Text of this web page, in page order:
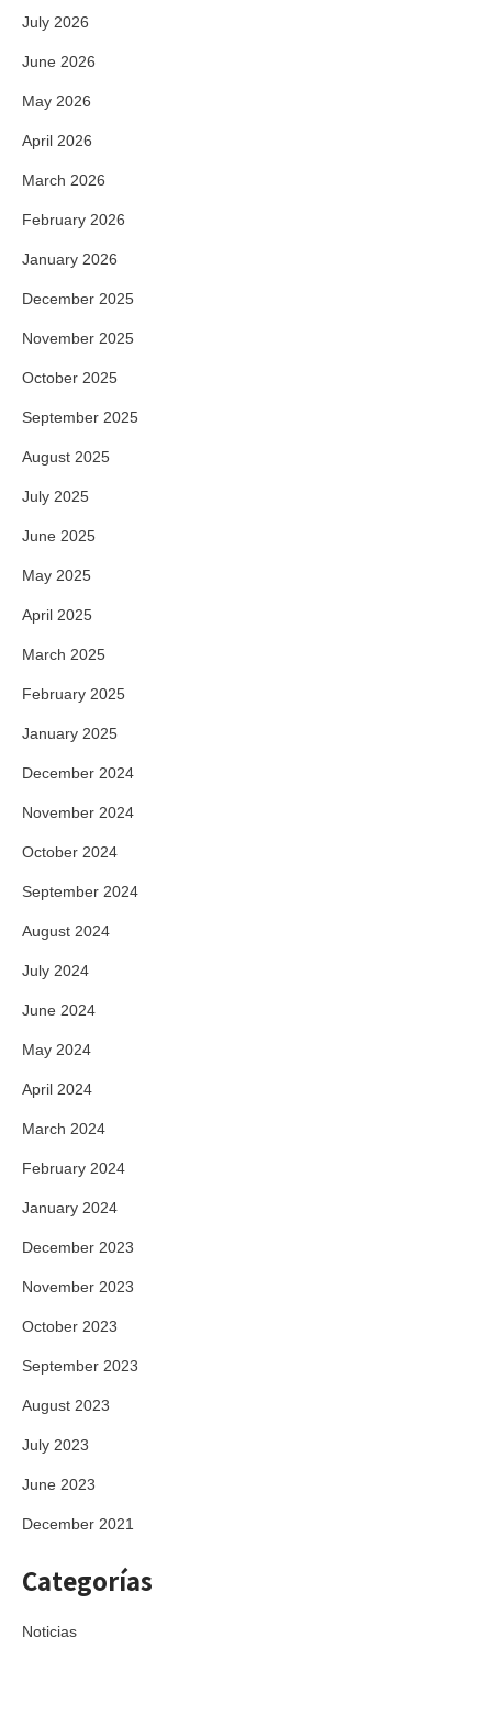
July 2026
June 2026
May 2026
April 2026
March 2026
February 2026
January 2026
December 2025
November 2025
October 2025
September 2025
August 2025
July 2025
June 2025
May 2025
April 2025
March 2025
February 2025
January 2025
December 2024
November 2024
October 2024
September 2024
August 2024
July 2024
June 2024
May 2024
April 2024
March 2024
February 2024
January 2024
December 2023
November 2023
October 2023
September 2023
August 2023
July 2023
June 2023
December 2021
Categorías
Noticias